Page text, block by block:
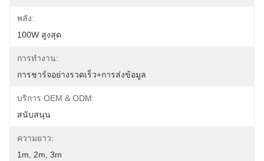
พลัง:
100W สูงสุด
การทำงาน:
การชาร์จอย่างรวดเร็ว+การส่งข้อมูล
บริการ OEM & ODM:
สนับสนุน
ความยาว:
1m, 2m, 3m